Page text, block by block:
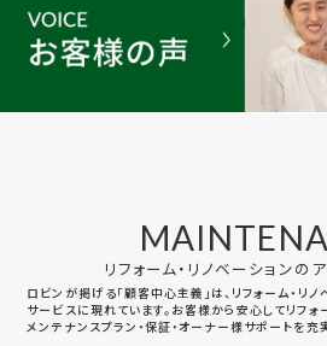
リフォーム・リノベーションの
ロビンが掲げる「顧客中心主義」は、リフォーム・リ
サービスに現れています。お客様から安心してリフォ
メンテナンスプラン・保証・オーナー様サポートを充